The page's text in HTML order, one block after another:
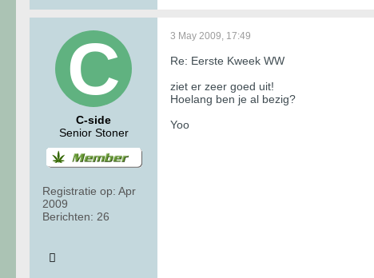
C-side
Senior Stoner
Registratie op: Apr
2009
Berichten: 26
3 May 2009, 17:49
Re: Eerste Kweek WW
ziet er zeer goed uit!
Hoelang ben je al bezig?
Yoo